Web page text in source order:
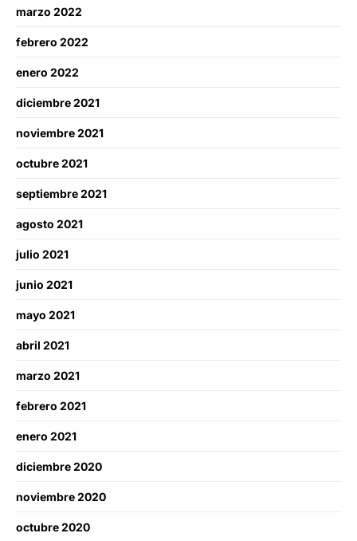
marzo 2022
febrero 2022
enero 2022
diciembre 2021
noviembre 2021
octubre 2021
septiembre 2021
agosto 2021
julio 2021
junio 2021
mayo 2021
abril 2021
marzo 2021
febrero 2021
enero 2021
diciembre 2020
noviembre 2020
octubre 2020